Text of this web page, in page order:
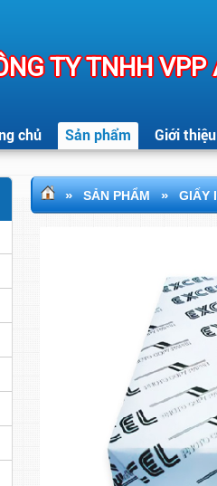
TY TNHH
chủ Sản phẩm Giới thiệu
» SẢN PHẨM » GIẤY